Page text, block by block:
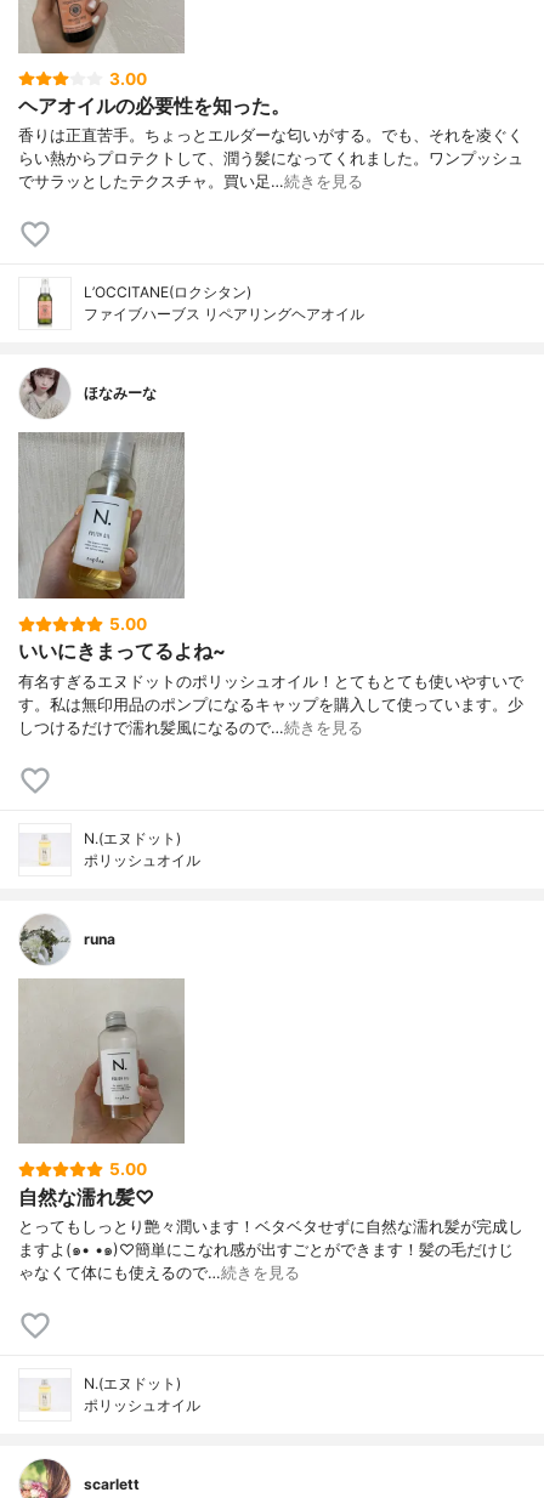
3.00
ヘアオイルの必要性を知った。
香りは正直苦手。ちょっとエルダーな匂いがする。でも、それを凌ぐく
らい熱からプロテクトして、潤う髪になってくれました。ワンプッシュ
でサラッとしたテクスチャ。買い足…続きを見る
L’OCCITANE(ロクシタン)
ファイブハーブス リペアリングヘアオイル
ほなみーな
5.00
いいにきまってるよね~
有名すぎるエヌドットのポリッシュオイル！とてもとても使いやすいで
す。私は無印用品のポンプになるキャップを購入して使っています。少
しつけるだけで濡れ髪風になるので…続きを見る
N.(エヌドット)
ポリッシュオイル
runa
5.00
自然な濡れ髪♡
とってもしっとり艶々潤います！ベタベタせずに自然な濡れ髪が完成し
ますよ(๑• •๑)♡︎簡単にこなれ感が出すごとができます！髪の毛だけじ
ゃなくて体にも使えるので…続きを見る
N.(エヌドット)
ポリッシュオイル
scarlett